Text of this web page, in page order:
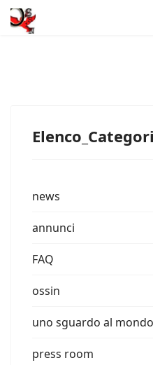
news
annunci
FAQ
ossin
uno sguardo al mondo
press room